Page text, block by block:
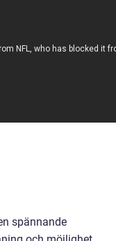
spännande